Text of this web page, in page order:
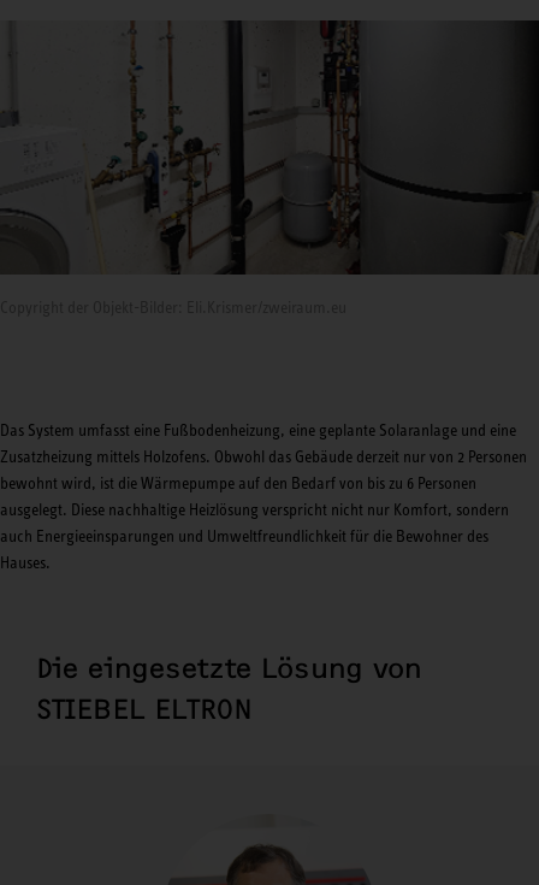
Das System umfasst eine Fußbodenheizung, eine geplante Solaranlage und eine
Zusatzheizung mittels Holzofens. Obwohl das Gebäude derzeit nur von 2 Personen
bewohnt wird, ist die Wärmepumpe auf den Bedarf von bis zu 6 Personen
ausgelegt. Diese nachhaltige Heizlösung verspricht nicht nur Komfort, sondern
auch Energieeinsparungen und Umweltfreundlichkeit für die Bewohner des
Hauses.
Die eingesetzte Lösung von
STIEBEL ELTRON